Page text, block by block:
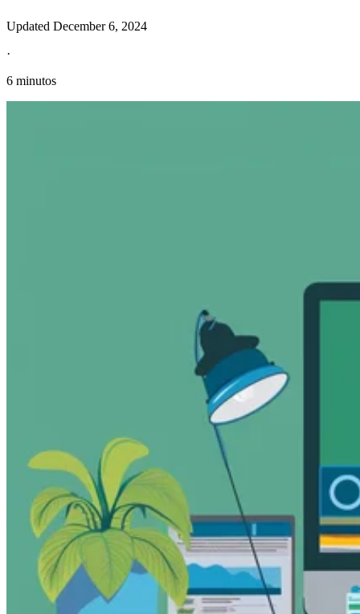
Guías fiscales por país
Updated December 6, 2024
·
6 minutos